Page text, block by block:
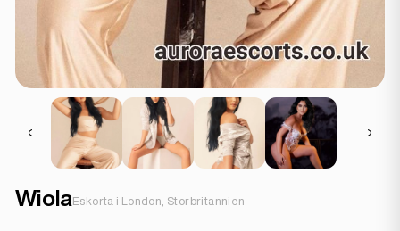
WiolaEskorta i London, Storbritannien